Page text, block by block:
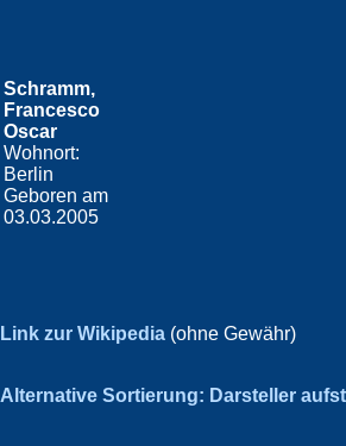
Schramm,
Francesco
Oscar
Wohnort:
Berlin
Geboren am
03.03.2005
Link zur Wikipedia (ohne Gewähr)
Alternative Sortierung: Darsteller